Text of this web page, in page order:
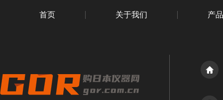
首页 关于我们 产